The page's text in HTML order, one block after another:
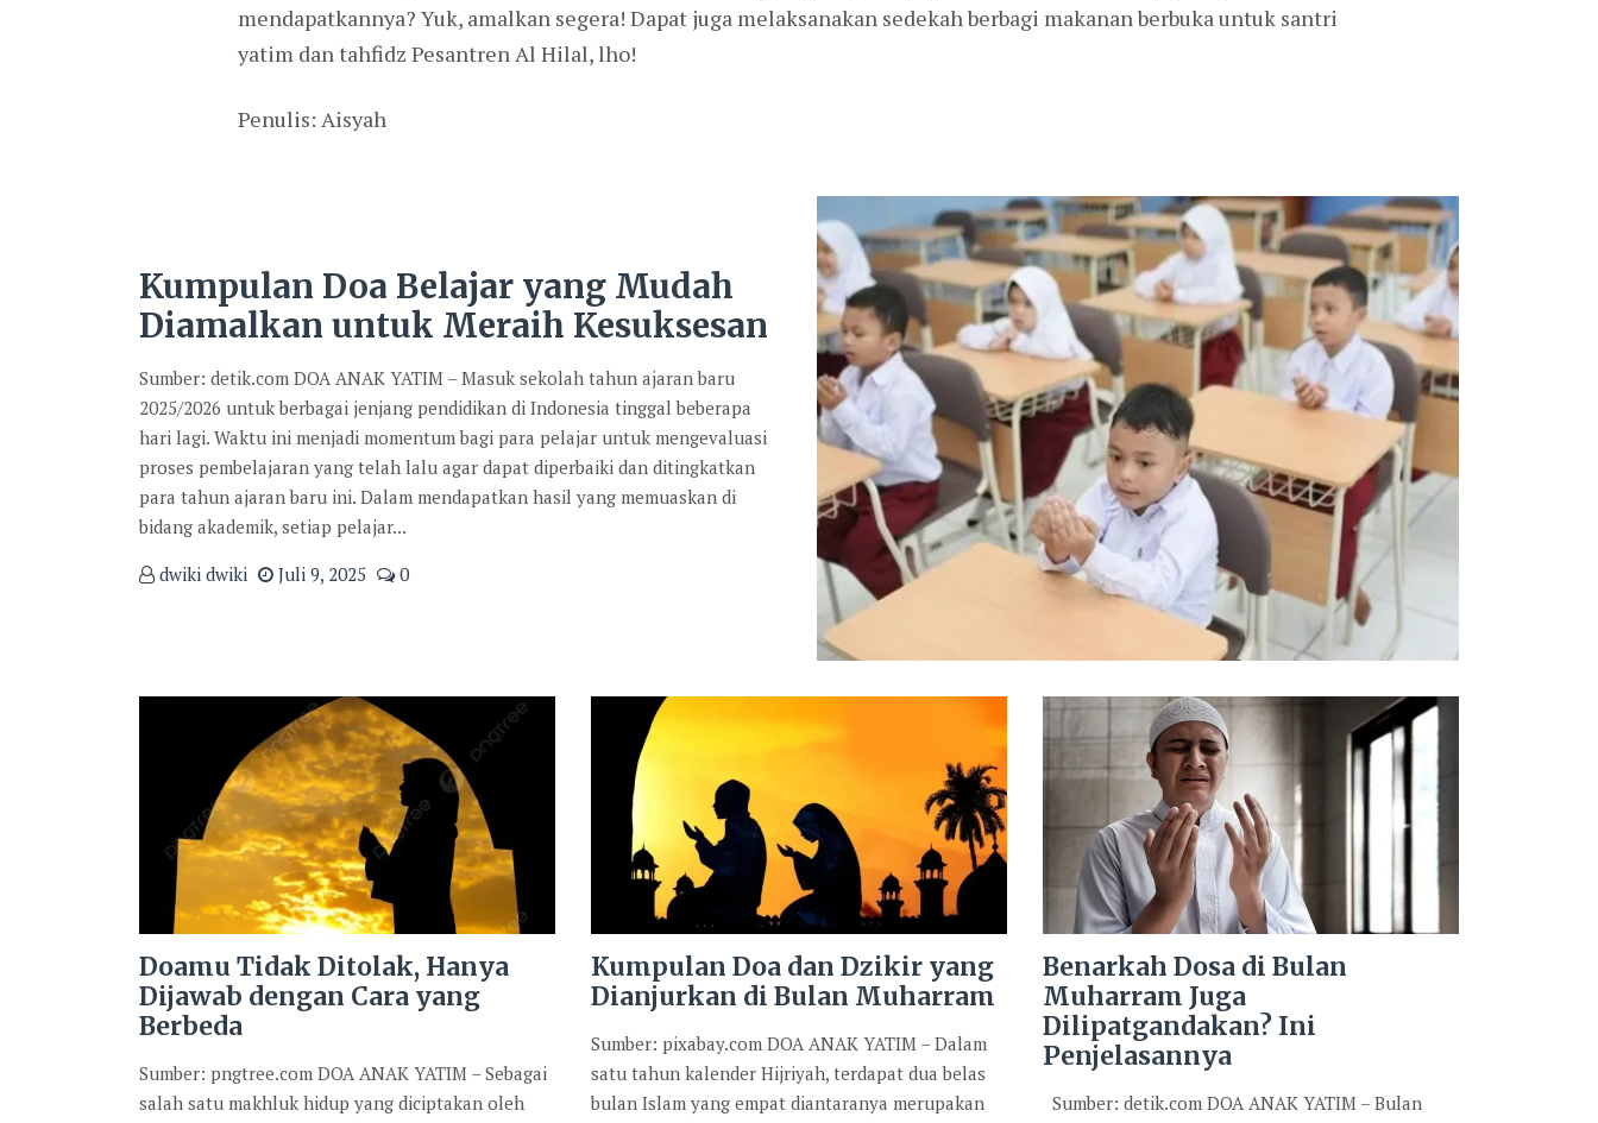
mendapatkannya? Yuk, amalkan segera! Dapat juga melaksanakan sedekah berbagi makanan berbuka untuk santri
yatim dan tahfidz Pesantren Al Hilal, lho!
Penulis: Aisyah
Kumpulan Doa Belajar yang Mudah
Diamalkan untuk Meraih Kesuksesan
Sumber: detik.com DOA ANAK YATIM – Masuk sekolah tahun ajaran baru
2025/2026 untuk berbagai jenjang pendidikan di Indonesia tinggal beberapa
hari lagi. Waktu ini menjadi momentum bagi para pelajar untuk mengevaluasi
proses pembelajaran yang telah lalu agar dapat diperbaiki dan ditingkatkan
para tahun ajaran baru ini. Dalam mendapatkan hasil yang memuaskan di
bidang akademik, setiap pelajar...
dwiki dwiki
Juli 9, 2025 0
Doamu Tidak Ditolak, Hanya
Dijawab dengan Cara yang
Berbeda
Sumber: pngtree.com DOA ANAK YATIM – Sebagai
salah satu makhluk hidup yang diciptakan oleh
Kumpulan Doa dan Dzikir yang
Dianjurkan di Bulan Muharram
Sumber: pixabay.com DOA ANAK YATIM – Dalam
satu tahun kalender Hijriyah, terdapat dua belas
bulan Islam yang empat diantaranya merupakan
Benarkah Dosa di Bulan
Muharram Juga
Dilipatgandakan? Ini
Penjelasannya
Sumber: detik.com DOA ANAK YATIM – Bulan